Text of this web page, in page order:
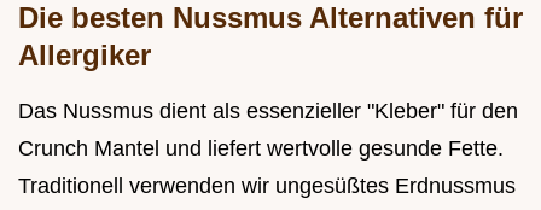
Die besten Nussmus Alternativen für
Allergiker
Das Nussmus dient als essenzieller "Kleber" für den
Crunch Mantel und liefert wertvolle gesunde Fette.
Traditionell verwenden wir ungesüßtes Erdnussmus